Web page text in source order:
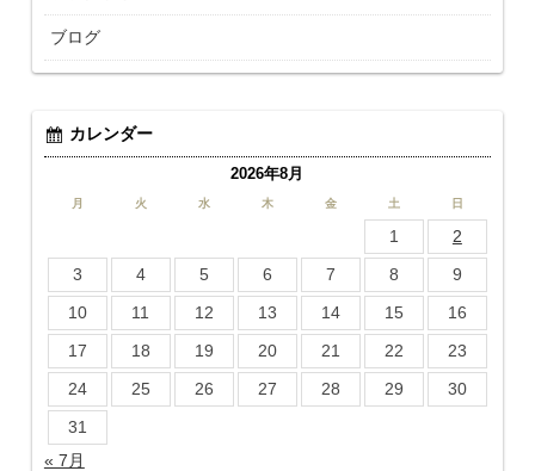
ブログ
カレンダー
2026年8月
月 火 水 木 金 土 日
1
2
3
4 5 6 7 8
9
10
11 12 13 14 15
16
17
18 19 20 21 22
23
24
25 26 27 28 29
30
31
« 7月